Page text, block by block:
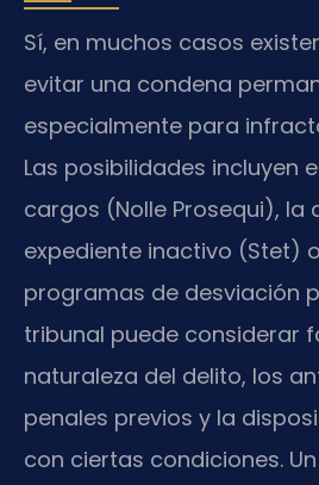
Sí, en muchos casos
evitar una condena
especialmente para
Las posibilidades incluyen
cargos (Nolle Prosequi), la
expediente inactivo (Stet)
programas de desviación
tribunal puede considerar
naturaleza del delito, los
penales previos y la
con ciertas condiciones.